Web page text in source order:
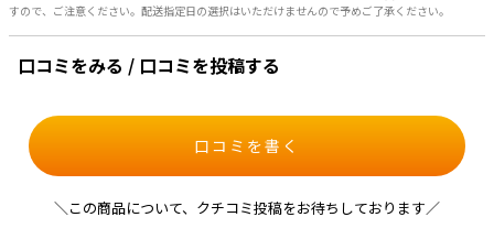
すので、ご注意ください。配送指定日の選択はいただけませんので予めご了承ください。
口コミをみる / 口コミを投稿する
口コミを書く
＼この商品について、クチコミ投稿をお待ちしております／